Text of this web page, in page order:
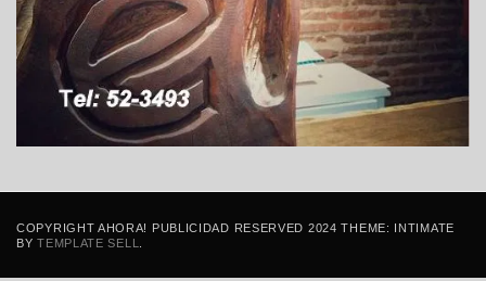
COPYRIGHT AHORA! PUBLICIDAD RESERVED 2024 THEME: INTIMATE
BYTEMPLATE SELL